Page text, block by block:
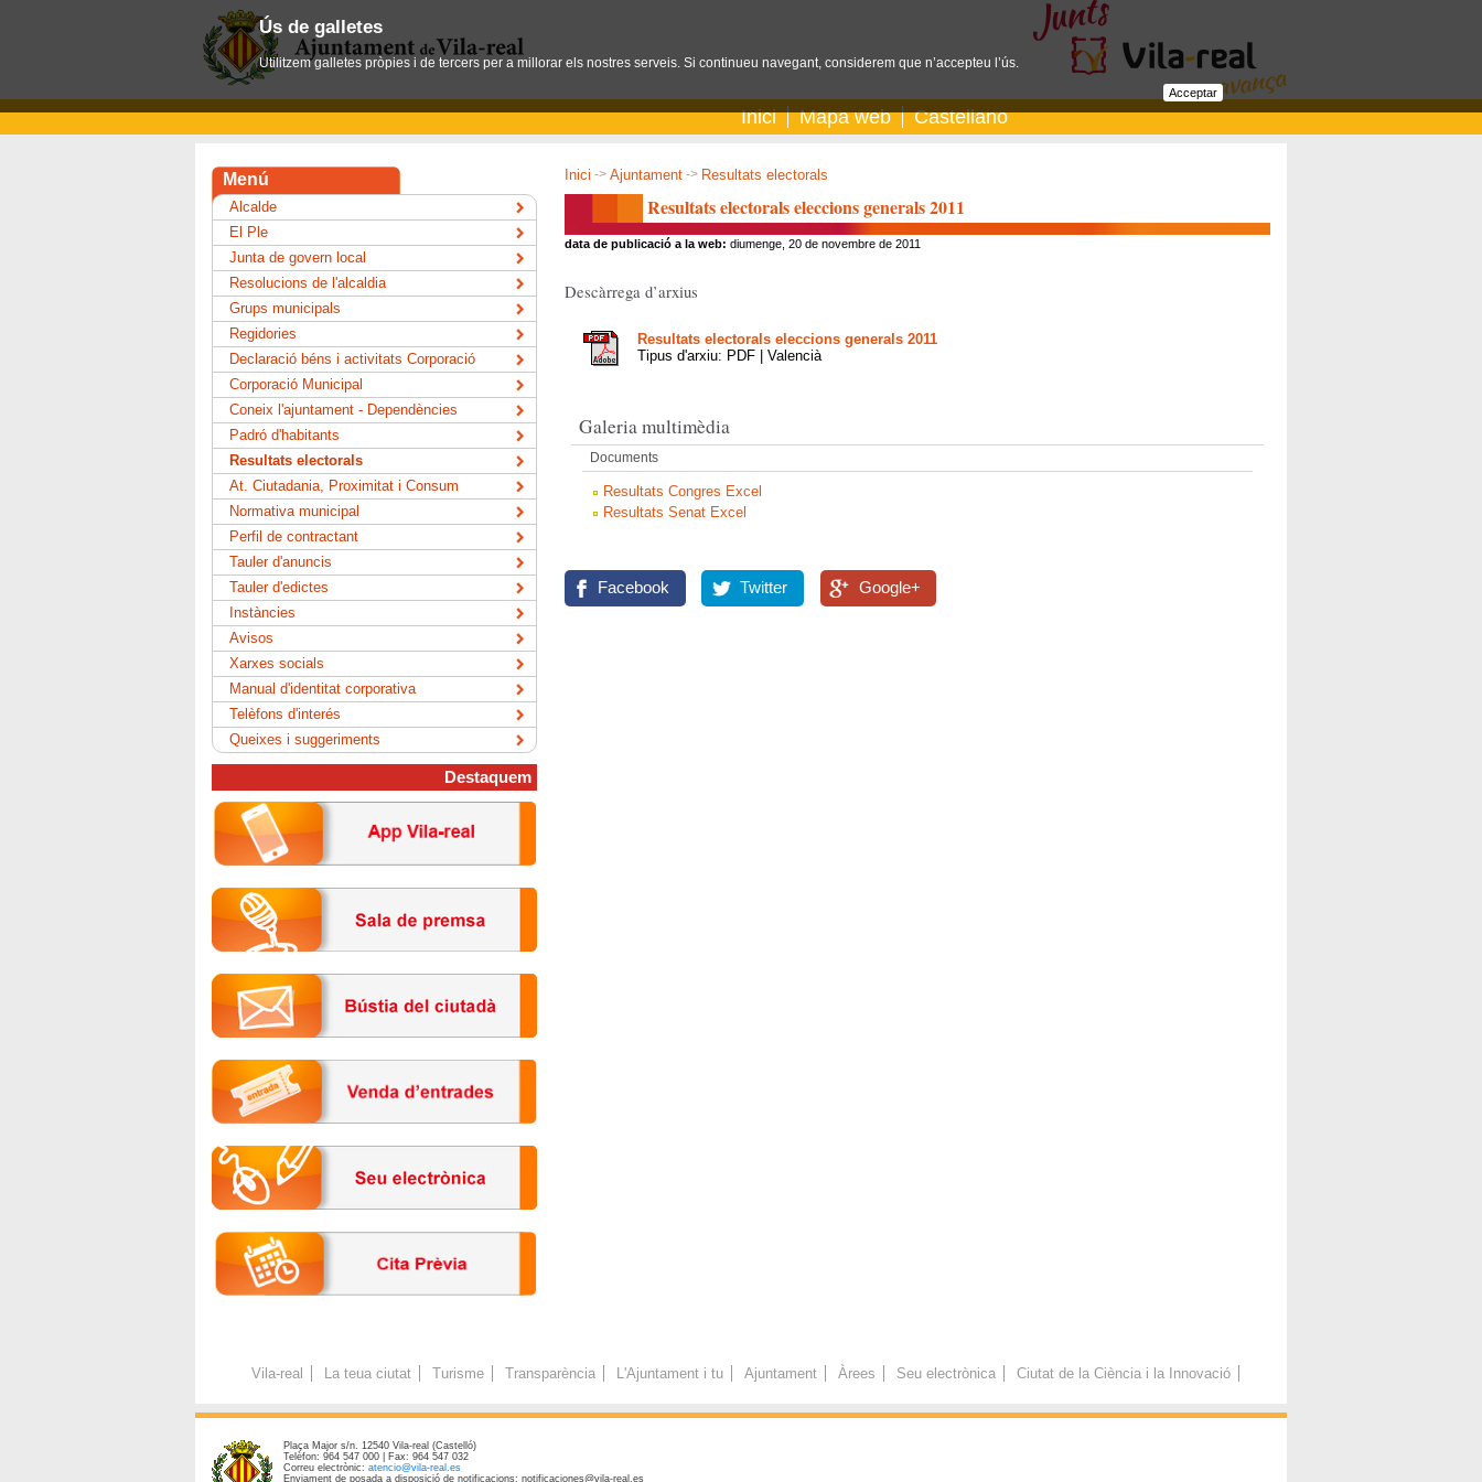
Inici Mapa web Castellano
Inici -> Ajuntament -> Resultats electorals
Resultats electorals eleccions generals 2011
data de publicació a la web: diumenge, 20 de novembre de 2011
Descàrrega d’arxius
Resultats electorals eleccions generals 2011
Tipus d'arxiu: PDF | Valencià
Galeria multimèdia
Documents
Resultats Congres Excel
Resultats Senat Excel
Facebook Twitter Google+
Menú
Alcalde
El Ple
Junta de govern local
Resolucions de l'alcaldia
Grups municipals
Regidories
Declaració béns i activitats Corporació
Corporació Municipal
Coneix l'ajuntament - Dependències
Padró d'habitants
Resultats electorals
At. Ciutadania, Proximitat i Consum
Normativa municipal
Perfil de contractant
Tauler d'anuncis
Tauler d'edictes
Instàncies
Avisos
Xarxes socials
Manual d'identitat corporativa
Telèfons d'interés
Queixes i suggeriments
Destaquem
Vila-real La teua ciutat Turisme Transparència L'Ajuntament i tu Ajuntament Àrees Seu electrònica Ciutat de la Ciència i la Innovació
Plaça Major s/n. 12540 Vila-real (Castelló)
Telèfon: 964 547 000 | Fax: 964 547 032
Correu electrònic: atencio@vila-real.es
Enviament de posada a disposició de notificacions: notificaciones@vila-real.es
Ús de galletes
Utilitzem galletes pròpies i de tercers per a millorar els nostres serveis. Si continueu navegant, considerem que n’accepteu l’ús.
Acceptar